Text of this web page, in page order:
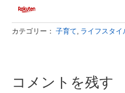
カテゴリー： 子育て, ライフスタイ
コメントを残す